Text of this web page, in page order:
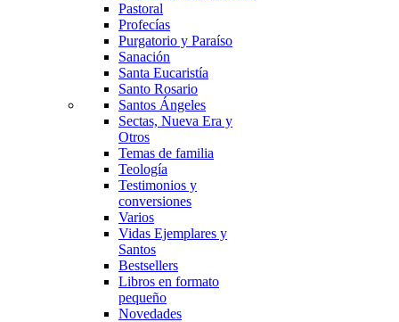
Pastoral
Profecías
Purgatorio y Paraíso
Sanación
Santa Eucaristía
Santo Rosario
Santos Ángeles
Sectas, Nueva Era y
Otros
Temas de familia
Teología
Testimonios y
conversiones
Varios
Vidas Ejemplares y
Santos
Bestsellers
Libros en formato
pequeño
Novedades